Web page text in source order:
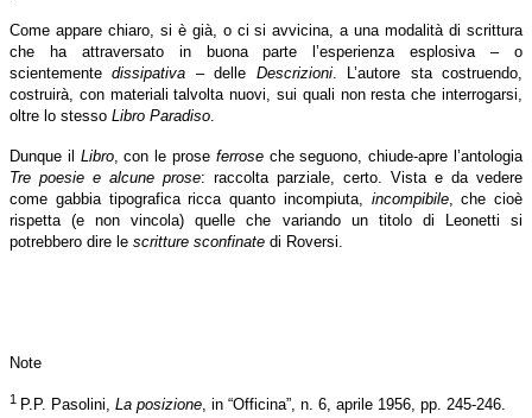
Come appare chiaro, si è già, o ci si avvicina, a una modalità di scrittura
che ha attraversato in buona parte l’esperienza esplosiva – o
scientementedissipativa – delle Descrizioni. L’autore sta costruendo,
costruirà, con materiali talvolta nuovi, sui quali non resta che interrogarsi,
oltre lo stesso Libro Paradiso
Dunque il Libro, con le prose ferrose che seguono, chiude-apre l’antologia
Tre poesie e alcune prose: raccolta parziale, certo. Vista e da vedere
come gabbia tipografica ricca quanto incompiuta, incompibile, che cioè
rispetta (e non vincola) quelle che variando un titolo di Leonetti si
potrebbero dire le scritture sconfinate di Roversi.
Note
1 P.P. Pasolini, La posizione, in “Officina”, n. 6, aprile 1956, pp. 245-246.